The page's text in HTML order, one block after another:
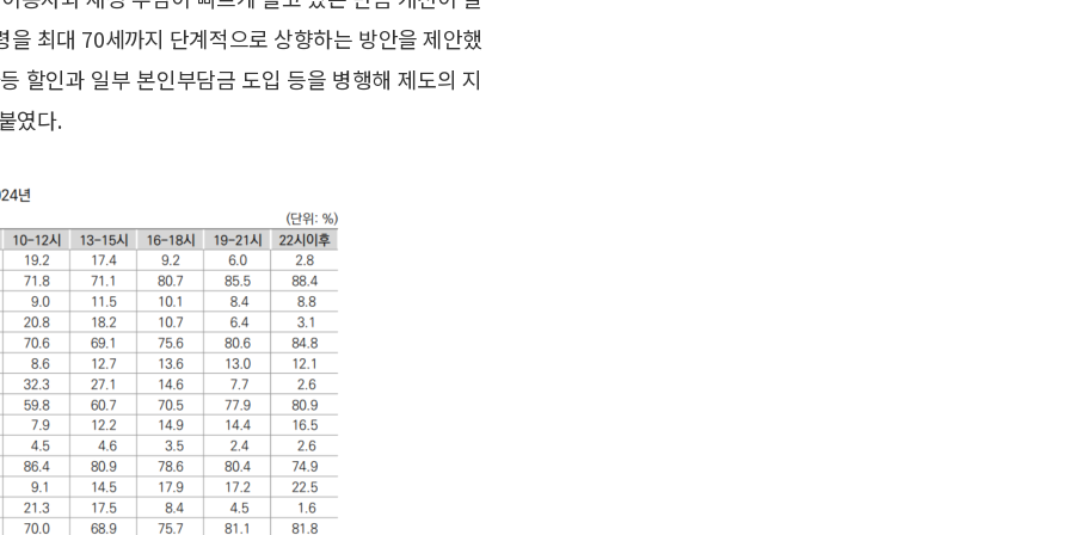
최대 70세까지 단계적으로 상향하는 방안을 제안했
할인과 일부 본인부담금 도입 등을 병행해 제도의 지
였다.